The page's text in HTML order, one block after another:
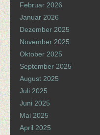
Februar 2026
Januar 2026
Dezember 2025
November 2025
Oktober 2025
September 2025
August 2025
Juli 2025
Juni 2025
Mai 2025
April 2025